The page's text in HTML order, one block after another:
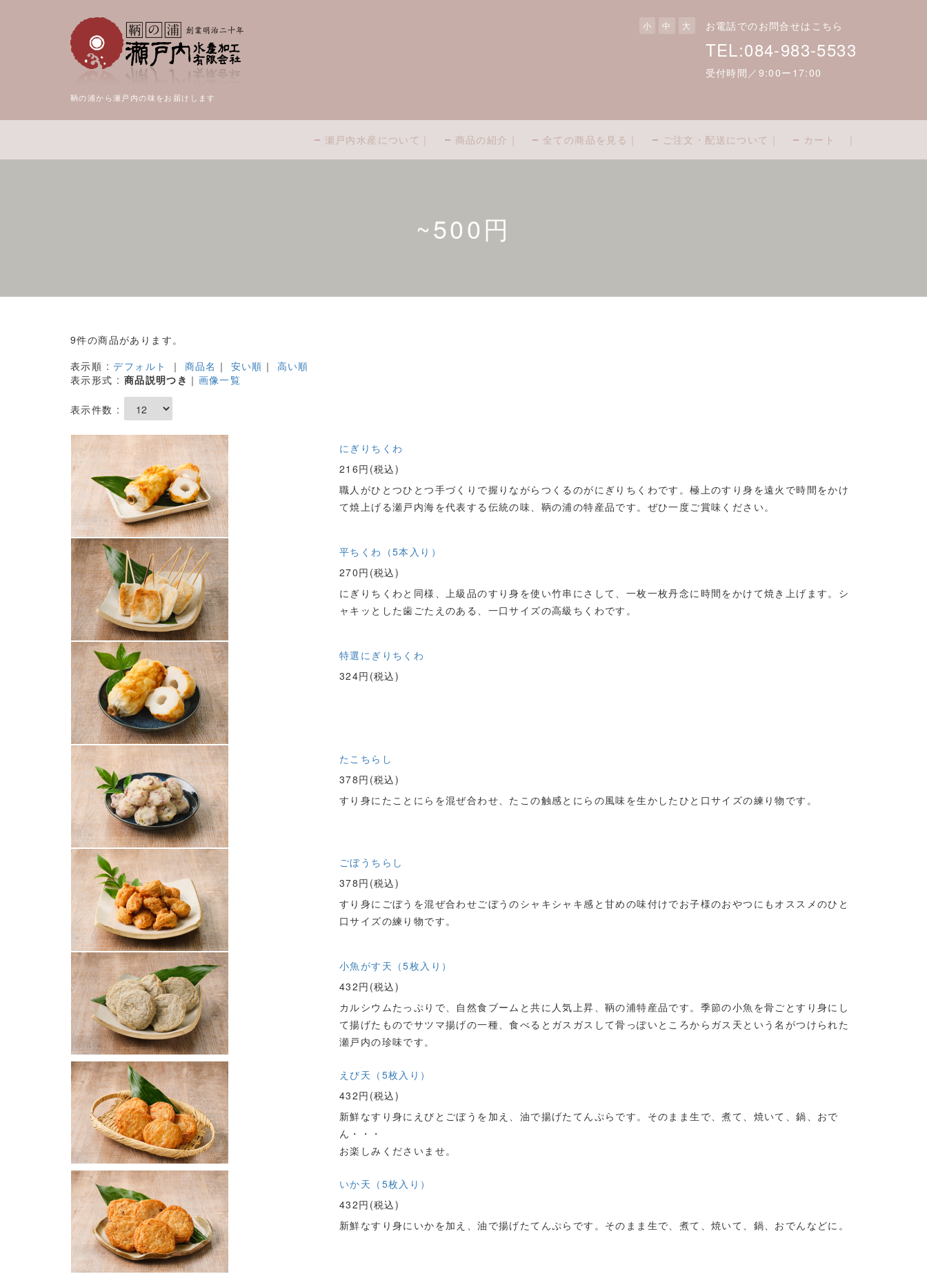
鞆の浦から瀬戸内の味をお届けします
お電話でのお問合せはこちら
TEL:084-983-5533
受付時間／9:00ー17:00
小 中 大
瀬戸内水産について｜ 商品の紹介｜ 全ての商品を見る｜ ご注文・配送について｜ カート ｜
~500円
9件の商品があります。
表示順 :デフォルト ｜ 商品名 ｜ 安い順 ｜ 高い順
表示形式 : 商品説明つき ｜ 画像一覧
表示件数 :
にぎりちくわ
216円(税込)
職人がひとつひとつ手づくりで握りながらつくるのがにぎりちくわです。極上のすり身を遠火で時間をかけ
て焼上げる瀬戸内海を代表する伝統の味、鞆の浦の特産品です。ぜひ一度ご賞味ください。
平ちくわ（5本入り）
270円(税込)
にぎりちくわと同様、上級品のすり身を使い竹串にさして、一枚一枚丹念に時間をかけて焼き上げます。シ
ャキッとした歯ごたえのある、一口サイズの高級ちくわです。
特選にぎりちくわ
324円(税込)
たこちらし
378円(税込)
すり身にたことにらを混ぜ合わせ、たこの触感とにらの風味を生かしたひと口サイズの練り物です。
ごぼうちらし
378円(税込)
すり身にごぼうを混ぜ合わせごぼうのシャキシャキ感と甘めの味付けでお子様のおやつにもオススメのひと
口サイズの練り物です。
小魚がす天（5枚入り）
432円(税込)
カルシウムたっぷりで、自然食ブームと共に人気上昇、鞆の浦特産品です。季節の小魚を骨ごとすり身にし
て揚げたものでサツマ揚げの一種、食べるとガスガスして骨っぽいところからガス天という名がつけられた
瀬戸内の珍味です。
えび天（5枚入り）
432円(税込)
新鮮なすり身にえびとごぼうを加え、油で揚げたてんぷらです。そのまま生で、煮て、焼いて、鍋、おで
ん・・・
お楽しみくださいませ。
いか天（5枚入り）
432円(税込)
新鮮なすり身にいかを加え、油で揚げたてんぷらです。そのまま生で、煮て、焼いて、鍋、おでんなどに。